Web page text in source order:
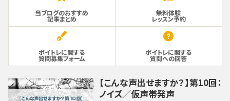
当ブログのおすすめ
記事まとめ
無料体験
レッスン予約
ボイトレに関する
質問募集フォーム
ボイトレに関する
質問への回答
【こんな声出せますか？】第10回：
ノイズ／仮声帯発声